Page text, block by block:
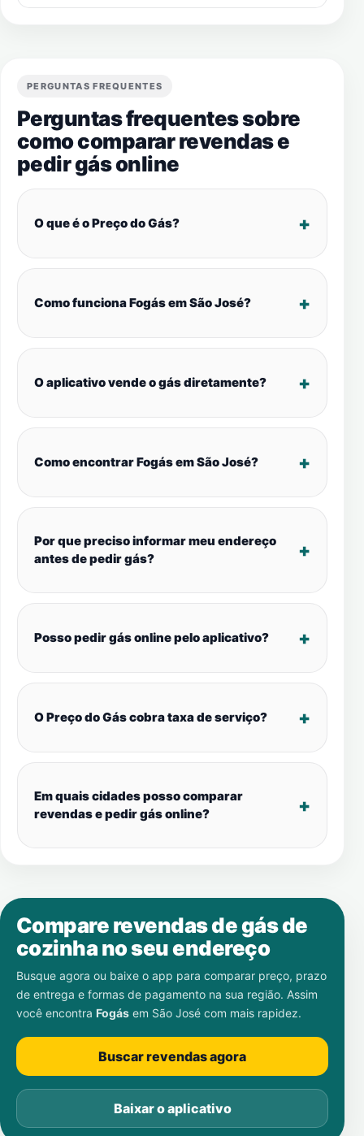
PERGUNTAS FREQUENTES
Perguntas frequentes sobre
como comparar revendas e
pedir gás online
O que é o Preço do Gás?
Como funciona Fogás em São José?
O aplicativo vende o gás diretamente?
Como encontrar Fogás em São José?
Por que preciso informar meu endereço
antes de pedir gás?
Posso pedir gás online pelo aplicativo?
O Preço do Gás cobra taxa de serviço?
Em quais cidades posso comparar
revendas e pedir gás online?
Compare revendas de gás de
cozinha no seu endereço
Busque agora ou baixe o app para comparar preço, prazo
de entrega e formas de pagamento na sua região. Assim
você encontra Fogás em São José com mais rapidez.
Buscar revendas agora
Baixar o aplicativo